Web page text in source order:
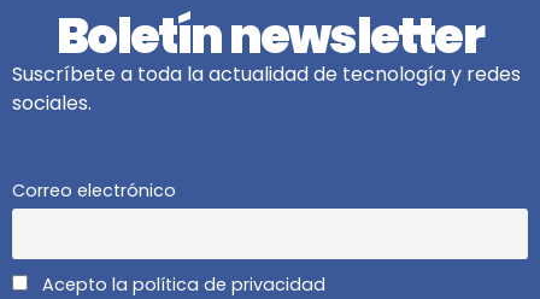
Boletín newsletter
Suscríbete a toda la actualidad de tecnología y redes
sociales.
Correo electrónico
Acepto la política de privacidad